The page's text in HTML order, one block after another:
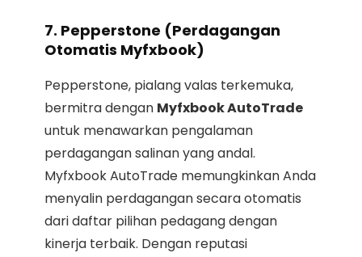
7. Pepperstone (Perdagangan
Otomatis Myfxbook)
Pepperstone, pialang valas terkemuka,
bermitra dengan Myfxbook AutoTrade
untuk menawarkan pengalaman
perdagangan salinan yang andal.
Myfxbook AutoTrade memungkinkan Anda
menyalin perdagangan secara otomatis
dari daftar pilihan pedagang dengan
kinerja terbaik. Dengan reputasi